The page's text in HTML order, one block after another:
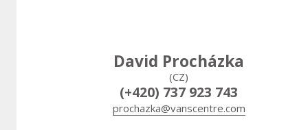
David Procházka
(CZ)
(+420) 737 923 743
prochazka@vanscentre.com